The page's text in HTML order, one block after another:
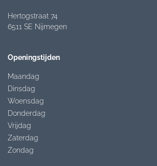
Hertogstraat 74
6511 SE Nijmegen
Openingstijden
Maandag
Dinsdag
Woensdag
Donderdag
Vrijdag
Zaterdag
Zondag